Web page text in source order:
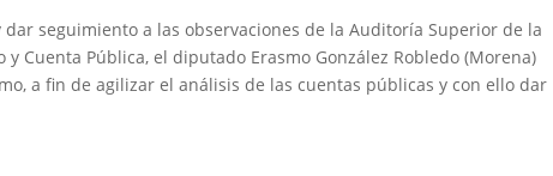
seguimiento a las observaciones de la Auditoría Superior de la
y Cuenta Pública, el diputado Erasmo González Robledo (Morena)
a fin de agilizar el análisis de las cuentas públicas y con ello dar